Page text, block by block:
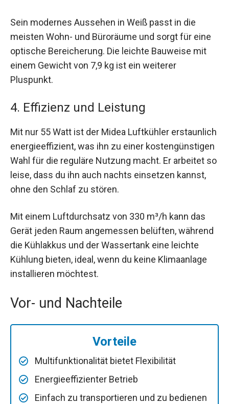
Sein modernes Aussehen in Weiß passt in die
meisten Wohn- und Büroräume und sorgt für eine
optische Bereicherung. Die leichte Bauweise mit
einem Gewicht von 7,9 kg ist ein weiterer
Pluspunkt.
4. Effizienz und Leistung
Mit nur 55 Watt ist der Midea Luftkühler erstaunlich
energieeffizient, was ihn zu einer kostengünstigen
Wahl für die reguläre Nutzung macht. Er arbeitet so
leise, dass du ihn auch nachts einsetzen kannst,
ohne den Schlaf zu stören.
Mit einem Luftdurchsatz von 330 m³/h kann das
Gerät jeden Raum angemessen belüften, während
die Kühlakkus und der Wassertank eine leichte
Kühlung bieten, ideal, wenn du keine Klimaanlage
installieren möchtest.
Vor- und Nachteile
Vorteile
Multifunktionalität bietet Flexibilität
Energieeffizienter Betrieb
Einfach zu transportieren und zu bedienen